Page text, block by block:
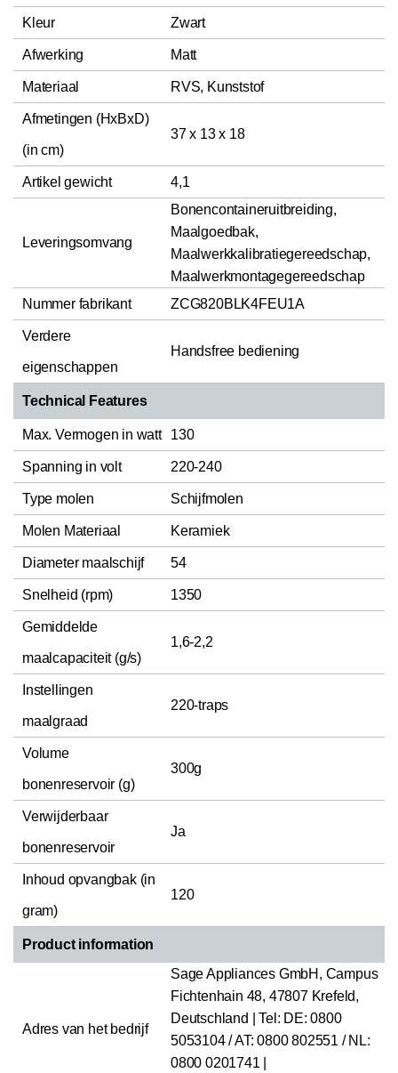
Kleur Zwart
Afwerking Matt
Materiaal RVS, Kunststof
Afmetingen (HxBxD)
(in cm)
37 x 13 x 18
Artikel gewicht 4,1
Leveringsomvang
Bonencontaineruitbreiding,
Maalgoedbak,
Maalwerkkalibratiegereedschap,
Maalwerkmontagegereedschap
Nummer fabrikant
ZCG820BLK4FEU1A
Verdere
eigenschappen
Handsfree bediening
Technical Features
Max. Vermogen in watt 130
Spanning in volt 220-240
Type molen Schijfmolen
Molen Materiaal Keramiek
Diameter maalschijf 54
Snelheid (rpm) 1350
Gemiddelde
maalcapaciteit (g/s)
1,6-2,2
Instellingen
maalgraad
220-traps
Volume
bonenreservoir (g)
300g
Verwijderbaar
bonenreservoir
Ja
Inhoud opvangbak (in
gram)
120
Product information
Adres van het bedrijf
Sage Appliances GmbH, Campus
Fichtenhain 48, 47807 Krefeld,
Deutschland | Tel: DE: 0800
5053104 / AT: 0800 802551 / NL:
0800 0201741 |